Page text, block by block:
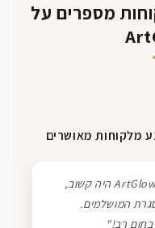
מספרים על
"חווית שירות יוצאת דופן! הצוות של ArtGlow היה קשוב,
המושלמים.
רב!"